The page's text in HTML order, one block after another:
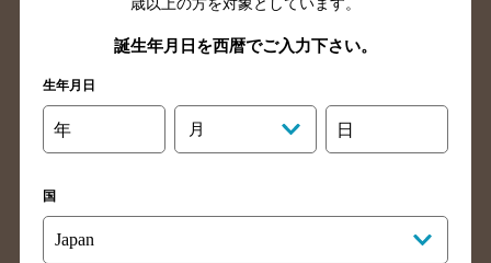
石川県のバー検索
福井県のバー検索
大阪府のバー検索
京都府のバー検索
滋賀県のバー検索
和歌山県のバー検索
広島県のバー検索
岡山県のバー検索
香川県のバー検索
歳以上の方を対象としています。
誕生年月日を西暦でご入力下さい。
生年月日
年 月 日
国